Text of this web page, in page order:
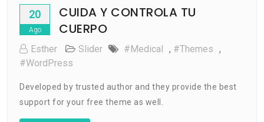
20
Ago
CUIDA Y CONTROLA TU
CUERPO
Esther Slider #medical , #Themes ,
#WordPress
Developed by trusted author and they provide the best
support for your free theme as well.